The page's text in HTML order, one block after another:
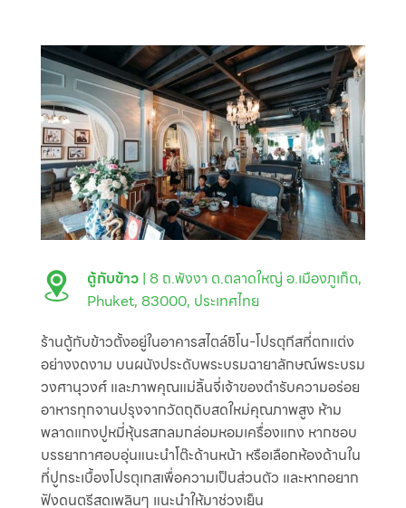
ตู้กับข้าว | 8 ถ.พังงา ต.ตลาดใหญ่ อ.เมืองภูเก็ต,
Phuket, 83000, ประเทศไทย
ร้านตู้กับข้าวตั้งอยู่ในอาคารสไตล์ชิโน-โปรตุกีสที่ตกแต่ง
อย่างงดงาม บนผนังประดับพระบรมฉายาลักษณ์พระบรม
วงศานุวงศ์ และภาพคุณแม่ลิ้นจี่เจ้าของตำรับความอร่อย
อาหารทุกจานปรุงจากวัตถุดิบสดใหม่คุณภาพสูง ห้าม
พลาดแกงปูหมี่หุ้นรสกลมกล่อมหอมเครื่องแกง หากชอบ
บรรยากาศอบอุ่นแนะนำโต๊ะด้านหน้า หรือเลือกห้องด้านใน
ที่ปูกระเบื้องโปรตุเกสเพื่อความเป็นส่วนตัว และหากอยาก
ฟังดนตรีสดเพลินๆ แนะนำให้มาช่วงเย็น